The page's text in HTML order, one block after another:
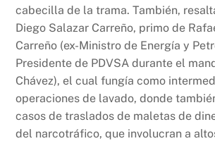
cabecilla de la trama. También,
Diego Salazar Carreño, primo de
Carreño (ex-Ministro de Energía y
Presidente de PDVSA durante el
Chávez), el cual fungía como
operaciones de lavado, donde
casos de traslados de maletas de
del narcotráfico, que involucran a